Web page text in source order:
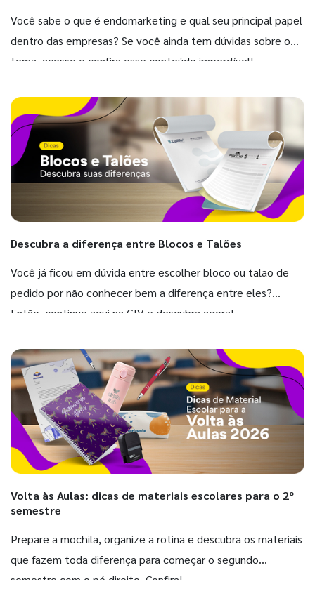
Você sabe o que é endomarketing e qual seu principal papel
dentro das empresas? Se você ainda tem dúvidas sobre o
tema, acesse e confira esse conteúdo imperdível!
Descubra a diferença entre Blocos e Talões
Você já ficou em dúvida entre escolher bloco ou talão de
pedido por não conhecer bem a diferença entre eles?
Então, continue aqui na GIV e descubra agora!
Volta às Aulas: dicas de materiais escolares para o 2º
semestre
Prepare a mochila, organize a rotina e descubra os materiais
que fazem toda diferença para começar o segundo
semestre com o pé direito. Confira!